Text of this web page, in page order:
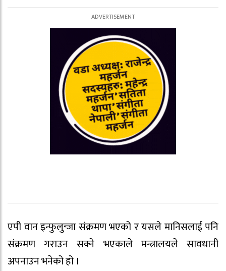
एपी वान इन्फुलुन्जा संक्रमण भएको र यसले मानिसलाई पनि
संक्रमण गराउन सक्ने भएकाले मन्त्रालयले सावधानी
अपनाउन भनेको हो ।